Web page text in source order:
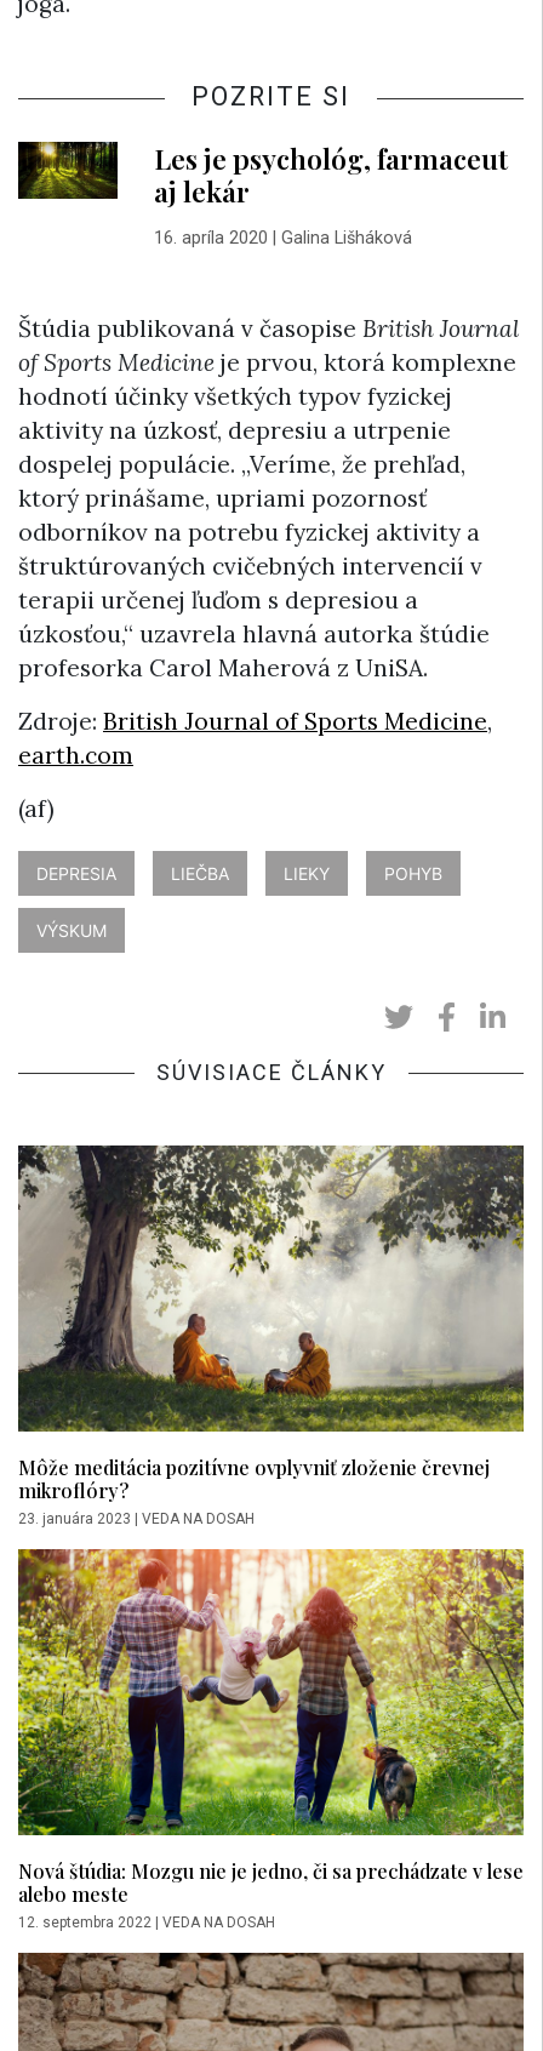
POZRITE SI
Les je psychológ, farmaceut
aj lekár
16. apríla 2020 Galina Lišháková
Štúdia publikovaná v časopise British Journal
of Sports Medicine je prvou, ktorá komplexne
hodnotí účinky všetkých typov fyzickej
aktivity na úzkosť, depresiu a utrpenie
dospelej populácie. „Veríme, že prehľad,
ktorý prinášame, upriami pozornosť
odborníkov na potrebu fyzickej aktivity a
štruktúrovaných cvičebných intervencií v
terapii určenej ľuďom s depresiou a
úzkosťou,“ uzavrela hlavná autorka štúdie
profesorka Carol Maherová z UniSA.
Zdroje: British Journal of Sports Medicine,
earth.com
(af)
DEPRESIA LIEČBA LIEKY POHYB
VÝSKUM
SÚVISIACE ČLÁNKY
Môže meditácia pozitívne ovplyvniť zloženie črevnej
mikroflóry?
23. januára 2023 | VEDA NA DOSAH
Nová štúdia: Mozgu nie je jedno, či sa prechádzate v lese
alebo meste
12. septembra 2022 VEDA NA DOSAH